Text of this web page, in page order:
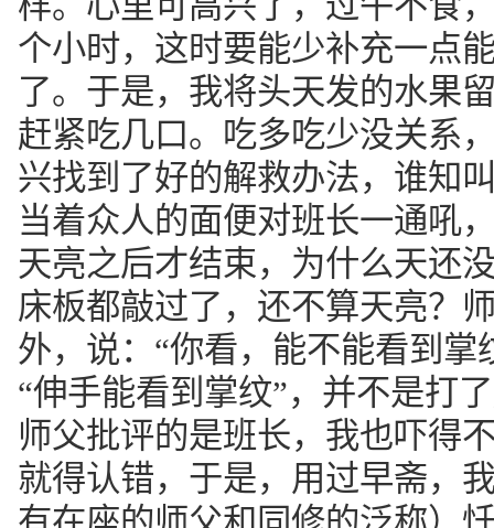
个小时，这时要能少补充一点
了。于是，我将头天发的水果
赶紧吃几口。吃多吃少没关系
兴找到了好的解救办法，谁知
当着众人的面便对班长一通吼
天亮之后才结束，为什么天还
床板都敲过了，还不算天亮？
外，说：“你看，能不能看到掌
“伸手能看到掌纹”，并不是打
师父批评的是班长，我也吓得
就得认错，于是，用过早斋，